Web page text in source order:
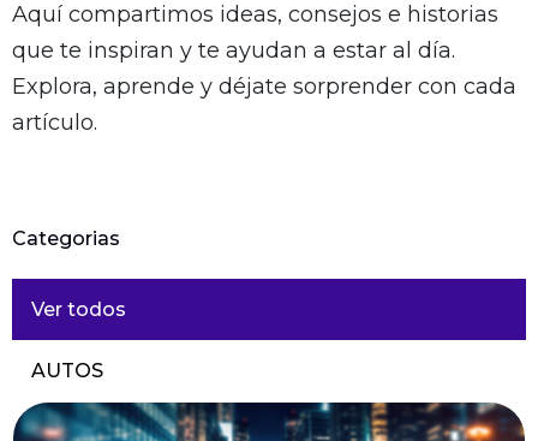
Aquí compartimos ideas, consejos e historias
que te inspiran y te ayudan a estar al día.
Explora, aprende y déjate sorprender con cada
artículo.
Categorias
Ver todos
AUTOS